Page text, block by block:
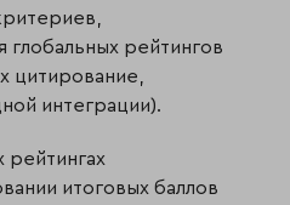
рейтингов
цитирование,
интеграции).
рейтингах
итоговых баллов